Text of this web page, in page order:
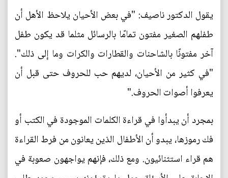
يقول الدكتور ناصيف: "في بعض الأحيان يلاحظ الأهل أن
طفلهم الصغير مفتون تمامًا بالرسائل مثلما قد يكون طفل
آخر مفتونًا بالشاحنات والقطارات والكرات وما إلى ذلك".
"في كثير من الأحيان، لديهم حب للحروف حتى قبل أن
يعرفوا أصوات الحروف."
بمجرد أن يبدأوا في قراءة الكلمات الموجودة في الكتب أو
فك رموزها، يبدو أن الأطفال الذين يعانون من فرط القراءة
هم قراء استثنائيون. ومع ذلك، فإنهم يواجهون صعوبة في